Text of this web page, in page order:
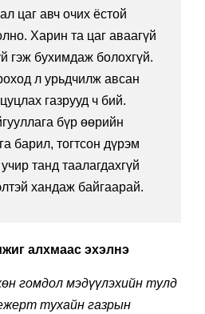
цаг авч очих ёстой
Харин та цаг аваагүй
гэж бухимдаж болохгүй.
л урьдчилж авсан
газрууд ч бий.
бүр өөрийн
барил, тогтсон дүрэм
танд таалагдахгүй
хандаж байгаарай.
алхмаас эхэлнэ
гомдол мэдүүлэхийн тулд
тухайн газрын